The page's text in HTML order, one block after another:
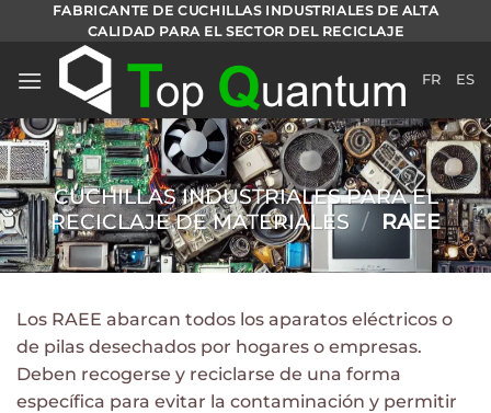
contenido
FABRICANTE DE CUCHILLAS INDUSTRIALES DE ALTA
CALIDAD PARA EL SECTOR DEL RECICLAJE
FR ES
CUCHILLAS INDUSTRIALES PARA EL
RECICLAJE DE MATERIALES / RAEE
Los RAEE abarcan todos los aparatos eléctricos o
de pilas desechados por hogares o empresas.
Deben recogerse y reciclarse de una forma
específica para evitar la contaminación y permitir